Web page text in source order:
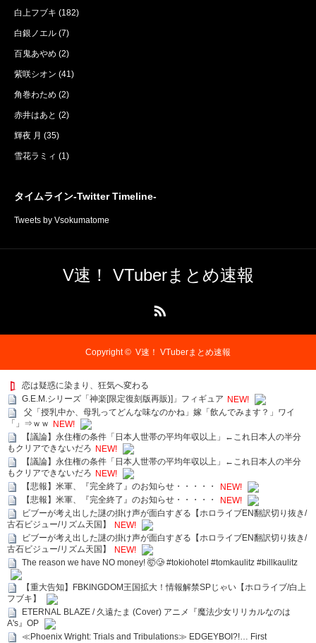
白上フブキ (182)
白銀ノエル (7)
百鬼あやめ (2)
紫咲シオン (41)
角巻わため (2)
赤井はあと (2)
輝夜 月 (35)
雪花ラミィ (1)
タイムライン-Twitter Timeline-
Tweets by Vsokumatome
V速！ VTuberまとめ速報
Copyright © V速！ VTuberまとめ速報
恋は疑惑に染まり、狂気へ変わる
G.E.M.シリーズ「神楽[限定復刻版再販)]」フィギュア NEW!
父「授乳中か、母乳ってどんな味なのかね」嫁「飲んでみます？」ワイ
「」⇒ｗｗ NEW!
【議論】永住権の条件「日本人世帯の平均年収以上」←これ日本人の半分
もクリアできないだろ NEW!
【議論】永住権の条件「日本人世帯の平均年収以上」←これ日本人の半分
もクリアできないだろ NEW!
【悲報】米軍、『完全終了』のお知らせ・・・・・
NEW!
【悲報】米軍、『完全終了』のお知らせ・・・・・
NEW!
ビブーが考え出した謎の掛け声が面白すぎる【ホロライブEN翻訳切り抜き/
古石ビジュー/リズム天国】
NEW!
ビブーが考え出した謎の掛け声が面白すぎる【ホロライブEN翻訳切り抜き/
古石ビジュー/リズム天国】
NEW!
The reason we have NO money! 🤯🥲 #tokiohotel #tomkaulitz #billkaulitz
【重大告知】FBKINGDOM王国拡大！情報解禁SPじゃい【ホロライブ/白上
フブキ】
ETERNAL BLAZE / 久遠たま (Cover) アニメ『魔法少女リリカルなのは
A's』OP
≪Phoenix Wright: Trials and Tribulations≫ EDGEYBOI?!… First